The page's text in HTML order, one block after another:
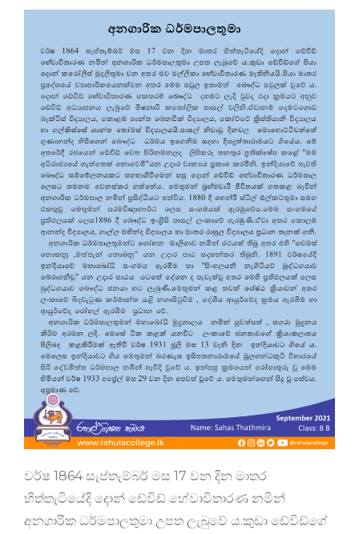
වර්ෂ 1864 සැප්තැම්බර් මස 17 වන දින මාතර
හිත්තැටියේදි දොන් ඩේවිඩ් හේවාවිතාරණ නමින්
අනගාරික ධර්මපාලතුමා උපත ලැබුවේ ය.කුඩා ඩේවිඩ්ගේ